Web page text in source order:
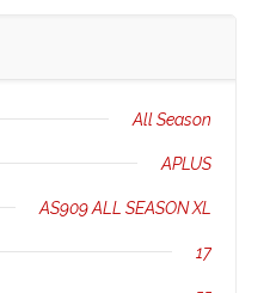
All Season
APLUS
AS909 ALL SEASON XL
17